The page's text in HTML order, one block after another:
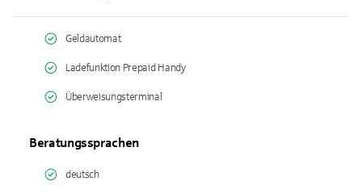
Geldautomat
Ladefunktion Prepaid Handy
Überweisungsterminal
Beratungssprachen
deutsch